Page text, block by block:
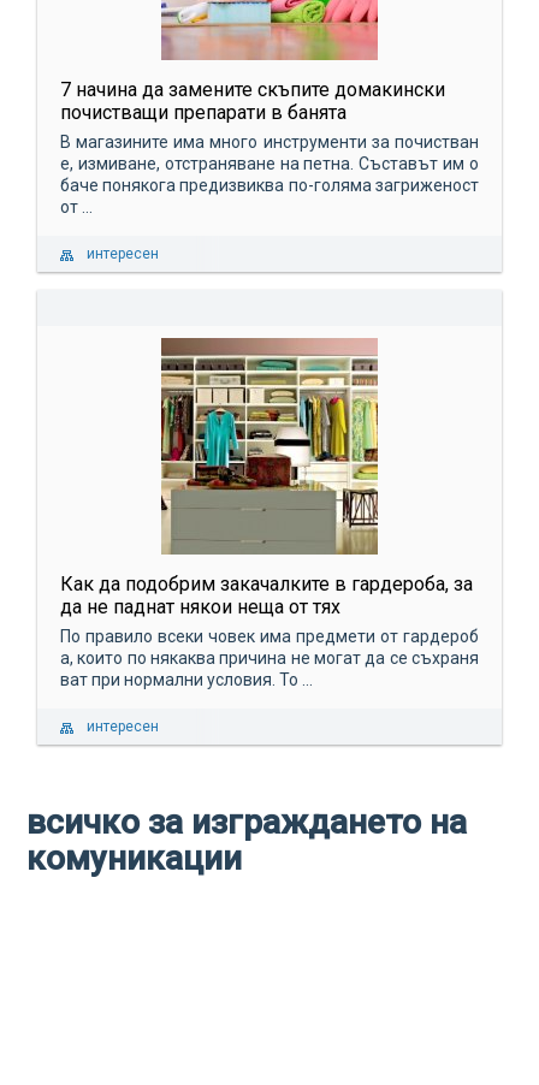
7 начина да замените скъпите домакински
почистващи препарати в банята
В магазините има много инструменти за почистван
е, измиване, отстраняване на петна. Съставът им о
баче понякога предизвиква по-голяма загриженост
от ...
интересен
Как да подобрим закачалките в гардероба, за
да не паднат някои неща от тях
По правило всеки човек има предмети от гардероб
а, които по някаква причина не могат да се съхраня
ват при нормални условия. То ...
интересен
всичко за изграждането на
комуникации